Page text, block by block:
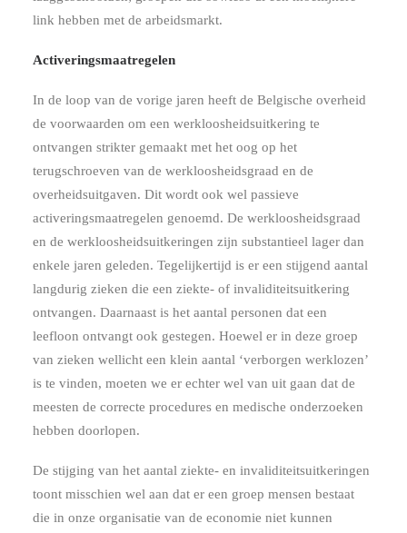
link hebben met de arbeidsmarkt.
Activeringsmaatregelen
In de loop van de vorige jaren heeft de Belgische overheid
de voorwaarden om een werkloosheidsuitkering te
ontvangen strikter gemaakt met het oog op het
terugschroeven van de werkloosheidsgraad en de
overheidsuitgaven. Dit wordt ook wel passieve
activeringsmaatregelen genoemd. De werkloosheidsgraad
en de werkloosheidsuitkeringen zijn substantieel lager dan
enkele jaren geleden. Tegelijkertijd is er een stijgend aantal
langdurig zieken die een ziekte- of invaliditeitsuitkering
ontvangen. Daarnaast is het aantal personen dat een
leefloon ontvangt ook gestegen. Hoewel er in deze groep
van zieken wellicht een klein aantal ‘verborgen werklozen’
is te vinden, moeten we er echter wel van uit gaan dat de
meesten de correcte procedures en medische onderzoeken
hebben doorlopen.
De stijging van het aantal ziekte- en invaliditeitsuitkeringen
toont misschien wel aan dat er een groep mensen bestaat
die in onze organisatie van de economie niet kunnen